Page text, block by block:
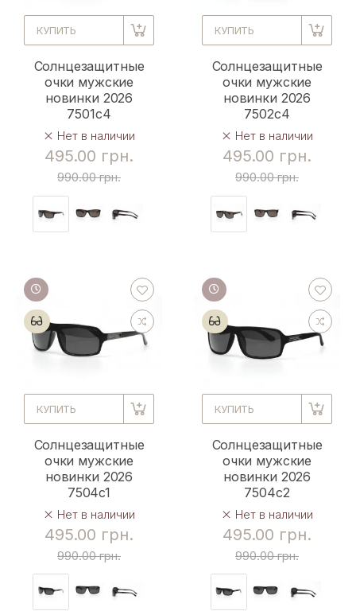
КУПИТЬ
Солнцезащитные
очки мужские
новинки 2026
7501c4
Нет в наличии
495.00 грн.
990.00 грн.
КУПИТЬ
Солнцезащитные
очки мужские
новинки 2026
7502c4
Нет в наличии
495.00 грн.
990.00 грн.
КУПИТЬ
Солнцезащитные
очки мужские
новинки 2026
7504c1
Нет в наличии
495.00 грн.
990.00 грн.
КУПИТЬ
Солнцезащитные
очки мужские
новинки 2026
7504c2
Нет в наличии
495.00 грн.
990.00 грн.